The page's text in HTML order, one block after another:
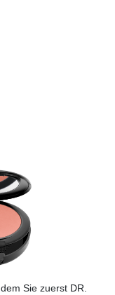
Sie zuerst DR.